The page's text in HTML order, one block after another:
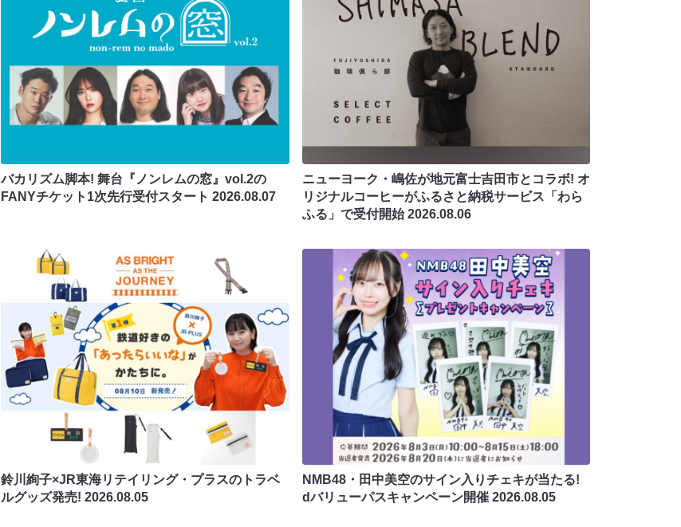
バカリズム脚本! 舞台『ノンレムの窓』vol.2の
FANYチケット1次先行受付スタート2026.08.07
ニューヨーク・嶋佐が地元富士吉田市とコラボ! オ
リジナルコーヒーがふるさと納税サービス「わら
ふる」で受付開始2026.08.06
鈴川絢子×JR東海リテイリング・プラスのトラベ
ルグッズ発売!2026.08.05
NMB48・田中美空のサイン入りチェキが当たる!
dバリューパスキャンペーン開催 2026.08.05